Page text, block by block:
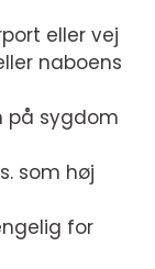
eller vej
naboens
på sygdom
som høj
for